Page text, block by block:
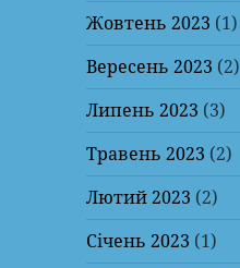
Жовтень 2023 (1)
Вересень 2023 (2)
Липень 2023 (3)
Травень 2023 (2)
Лютий 2023 (2)
Січень 2023 (1)